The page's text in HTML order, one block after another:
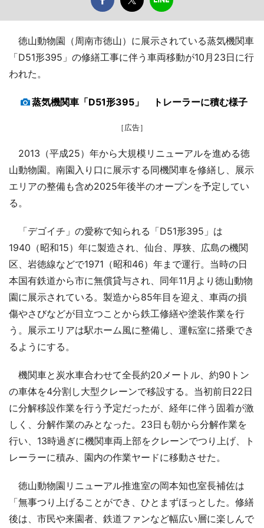
徳山動物園（周南市徳山）に展示されている蒸気機関車
「D51形395」の修繕工事に伴う車両移動が10月23日に行
われた。
蒸気機関車「D51形395」 トレーラーに積む様子
［広告］
2013（平成25）年から大規模リニューアルを進める徳
山動物園。南園入り口に展示する同機関車を修繕し、展示
エリアの整備も含め2025年後半のオープンを予定してい
る。
「デゴイチ」の愛称で知られる「D51形395」は
1940（昭和15）年に製造され、仙台、厚狭、広島の機関
区、岩徳線などで1971（昭和46）年まで運行。当時の日
本国有鉄道から市に無償貸与され、同年11月より徳山動物
園に展示されている。製造から85年目を迎え、車両の損
傷やさびなどが目立つことから鉄工修繕や塗装作業を行
う。展示エリアは駅ホーム風に整備し、運転室に搭乗でき
るようにする。
機関車と炭水車合わせて全長約20メートル、約90トン
の車体を4分割し大型クレーンで移設する。当初前日22日
に分解移設作業を行う予定だったが、経年に伴う固着が激
しく、分解作業のみとなった。23日も朝から分解作業を
行い、13時過ぎに機関車両上部をクレーンでつり上げ、ト
レーラーに積み、園内の作業ヤードに移動させた。
徳山動物園リニューアル推進室の岡本知也室長補佐は
「無事つり上げることができ、ひとまずほっとした。修繕
後は、市民や来園者、鉄道ファンなど幅広い層に楽しんで